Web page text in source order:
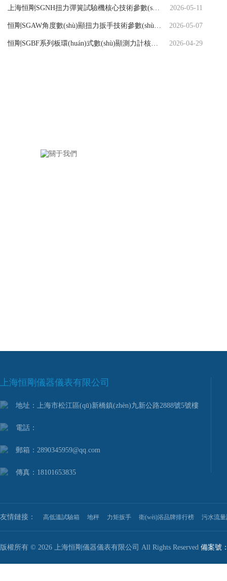
2026-05-11
上海恒剛SGNH扭力彈簧試驗機核心技術參數(shù)與整機性能詳解
2026-05-07
恒剛SGAW角度數(shù)顯扭力扳手技術參數(shù)與性能介紹
2026-04-29
恒剛SGBF系列板環(huán)式數(shù)顯測力計核心技術參數(shù)與性能解析
上海恒剛儀器儀表有限公司
地址：上海市松江區(qū)新橋鎮(zhèn)九新公路2888號5號樓
電話：
郵箱：2890345959@qq.com
傳真：18101653835
友情鏈接： 高低溫試驗箱 地秤 力矩扳手 衛(wèi)浴品牌排行榜 污水流
版權所有 © 2026 上海恒剛儀器儀表有限公司 All Rights Reserved 備案號